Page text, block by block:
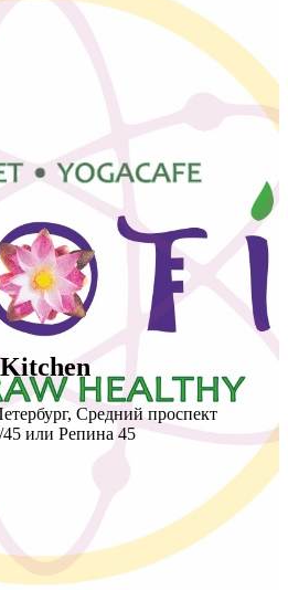
Средний проспект
45 или Репина 45